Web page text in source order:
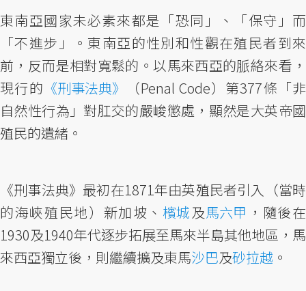
東南亞國家未必素來都是「恐同」、「保守」而
「不進步」。東南亞的性別和性觀在殖民者到來
前，反而是相對寬鬆的。以馬來西亞的脈絡來看，
現行的 《刑事法典》
（Penal Code）第377條「非
自然性行為」對肛交的嚴峻懲處，顯然是大英帝國
殖民的遺緒。
《刑事法典》最初在1871年由英殖民者引入（當時
的海峽殖民地）新加坡、 檳城及馬六甲 ，隨後在
1930及1940年代逐步拓展至馬來半島其他地區，馬
來西亞獨立後，則繼續擴及東馬沙巴及砂拉越 。